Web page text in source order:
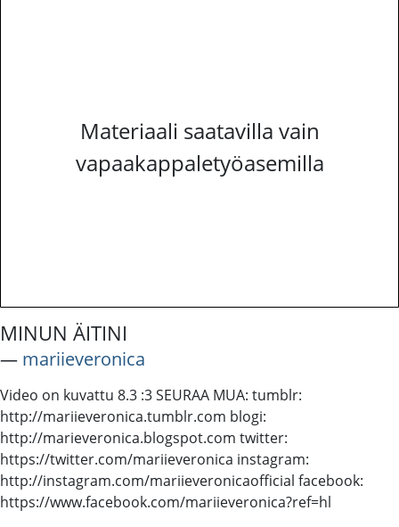
Materiaali saatavilla vain
vapaakappaletyöasemilla
MINUN ÄITINI
― mariieveronica
Video on kuvattu 8.3 :3 SEURAA MUA: tumblr:
http://mariieveronica.tumblr.com blogi:
http://marieveronica.blogspot.com twitter:
https://twitter.com/mariieveronica instagram:
http://instagram.com/mariieveronicaofficial facebook:
https://www.facebook.com/mariieveronica?ref=hl